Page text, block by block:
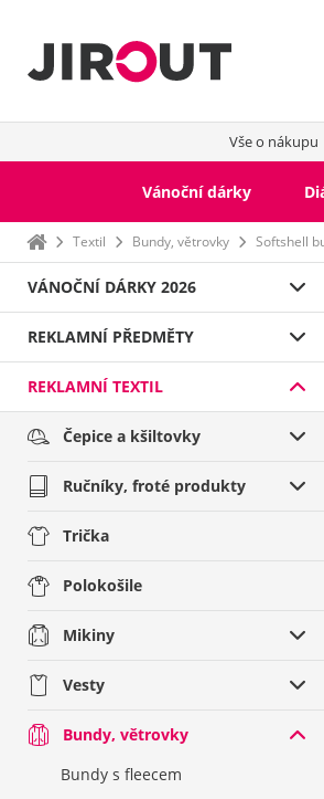
Vše o nákupu
Vánoční dárky
Domů Textil Bundy, větrovky Softshell
VÁNOČNÍ DÁRKY 2026
REKLAMNÍ PŘEDMĚTY
REKLAMNÍ TEXTIL
Čepice a kšiltovky
Ručníky, froté produkty
Trička
Polokošile
Mikiny
Vesty
Bundy, větrovky
Bundy s fleecem